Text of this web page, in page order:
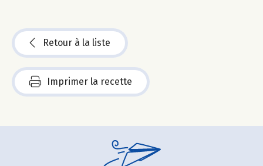
Retour à la liste
Imprimer la recette